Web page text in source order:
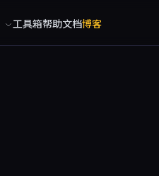
工具箱帮助文档博客